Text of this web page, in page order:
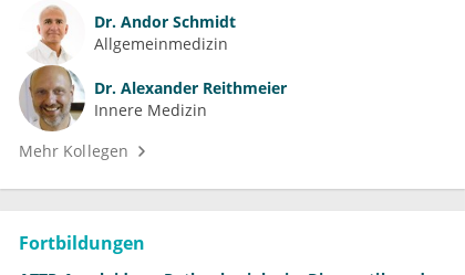
Dr. Andor Schmidt
Allgemeinmedizin
Dr. Alexander Reithmeier
Innere Medizin
Mehr Kollegen
Fortbildungen